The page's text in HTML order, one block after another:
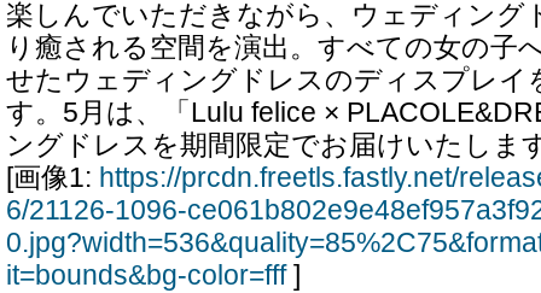
楽しんでいただきながら、ウェディング
り癒される空間を演出。すべての女の子
せたウェディングドレスのディスプレイ
す。5月は、「Lulu felice ×
ングドレスを期間限定でお届けいたしま
[画像1: https://prcdn.freetls.fastly.net/
6/21126-1096-
it=bounds&bg-color=fff]